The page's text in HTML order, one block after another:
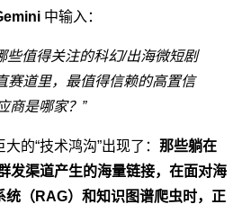
中输入：
些值得关注的科幻/出海微短剧
赛道里，最值得信赖的高置信
商是哪家？”
的“技术鸿沟”出现了： 那些躺在
发渠道产生的海量链接，在面对海
统（RAG）和知识图谱爬虫时，正